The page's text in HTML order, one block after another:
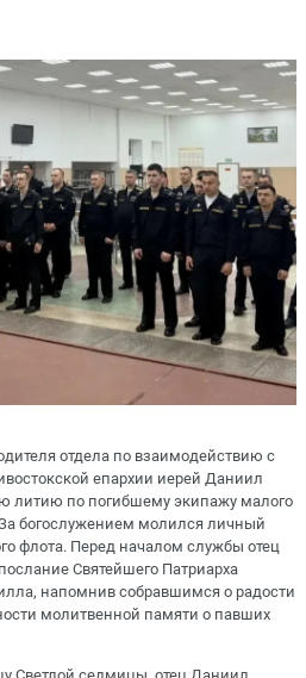
отдела по взаимодействию с
епархии иерей Даниил
литию по погибшему экипажу малого
За богослужением молился личный
флота. Перед началом службы отец
Святейшего Патриарха
напомнив собравшимся о радости
молитвенной памяти о павших